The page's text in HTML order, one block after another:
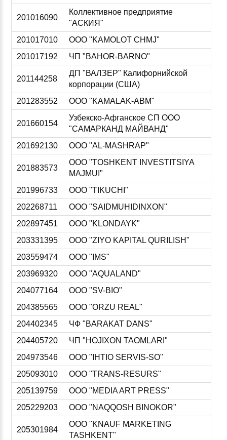
201016090
Коллективное предприятие
"АСКИЯ"
201017010
ООО "KAMOLOT CHMJ"
201017192
ЧП "BAHOR-BARNO"
201144258
ДП "ВАЛЗЕР" Калифорнийской
корпорации (США)
201283552
ООО "KAMALAK-ABM"
201660154
Узбекско-Афганское СП ООО
"САМАРКАHД МАЙВАHД"
201692130
ООО "AL-MASHRAP"
201883573
ООО "TOSHKENT INVESTITSIYA
MAJMUI"
201996733
ООО "TIKUCHI"
202268711
ООО "SAIDMUHIDINXON"
202897451
ООО "KLONDAYK"
203331395
ООО "ZIYO KAPITAL QURILISH"
203559474
ООО "IMS"
203969320
ООО "AQUALAND"
204077164
ООО "SV-BIO"
204385565
ООО "ORZU REAL"
204402345
ЧФ "BARAKAT DANS"
204405720
ЧП "HOJIXON TAOMLARI"
204973546
ООО "IHTIO SERVIS-SO"
205093010
ООО "TRANS-RESURS"
205139759
ООО "MEDIA ART PRESS"
205229203
ООО "NAQQOSH BINOKOR"
205301984
ООО "KNAUF MARKETING
TASHKENT"